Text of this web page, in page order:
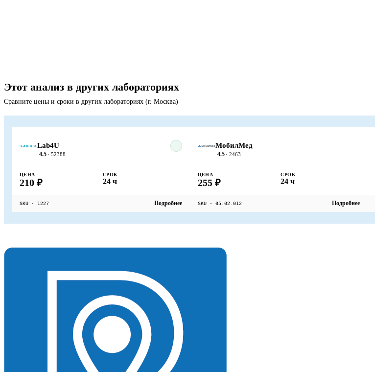
Этот анализ в других лабораториях
Сравните цены и сроки в других лабораториях (г. Москва)
Lab4U
4.5 · 52388
ЦЕНА
210 ₽
СРОК
24 ч
SKU · 1227 Подробнее
МобилМед
4.5 · 2463
ЦЕНА
255 ₽
СРОК
24 ч
SKU · 05.02.012 Подробнее